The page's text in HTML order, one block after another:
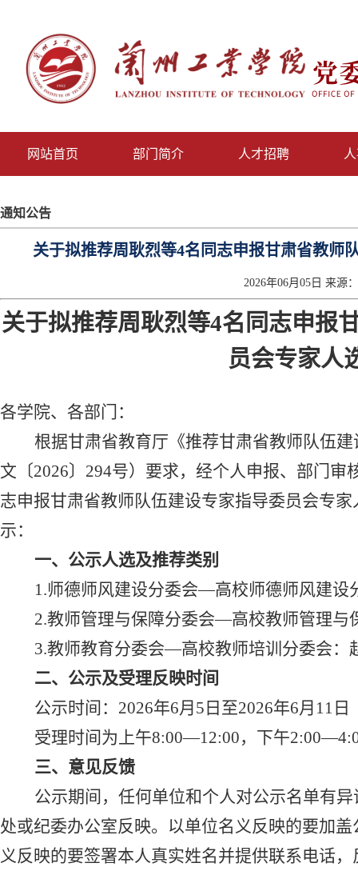
网站首页 部门简介 人才招聘
通知公告
关于拟推荐周耿烈等4名同志申报甘肃省教师
2026年06月05日 来源
关于拟推荐周耿烈等4名同志申报
员会专家人
各学院、各部门：
根据甘肃省教育厅《推荐甘肃省教师队伍
文〔2026〕294号）要求，经个人申报、部门
志申报甘肃省教师队伍建设专家指导委员会专
示：
一、公示人选及推荐类别
1.师德师风建设分委会—高校师德师风建设
2.教师管理与保障分委会—高校教师管理与
3.教师教育分委会—高校教师培训分委会：
二、公示及受理反映时间
公示时间： 2026年6月5日至2026年6月11
受理时间为上午8:00—12:00，下午
三、意见反馈
公示期间，任何单位和个人对公示名单有
处或纪委办公室反映。以单位名义反映的要加
义反映的要签署本人真实姓名并提供联系电话